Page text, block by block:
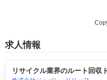
求人情報
リサイクル業界のルート回収